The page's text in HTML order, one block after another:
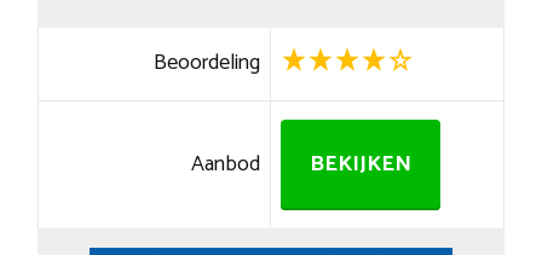
Beoordeling
Aanbod BEKIJKEN